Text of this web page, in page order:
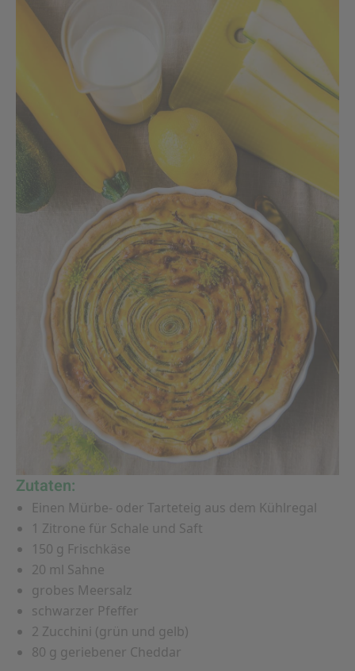
Zutaten:
Einen Mürbe- oder Tarteteig aus dem Kühlregal
1 Zitrone für Schale und Saft
150 g Frischkäse
20 ml Sahne
grobes Meersalz
schwarzer Pfeffer
2 Zucchini (grün und gelb)
80 g geriebener Cheddar